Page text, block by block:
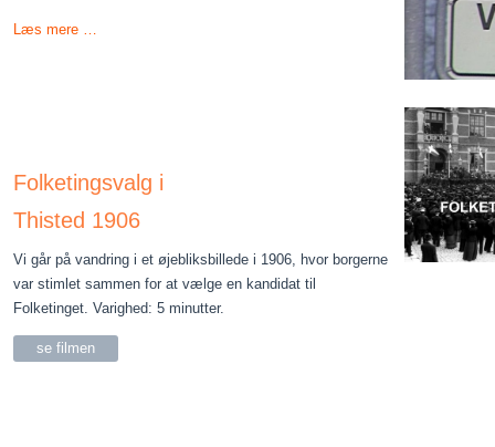
Læs mere …
Folketingsvalg i
Thisted 1906
Vi går på vandring i et øjebliksbillede i 1906, hvor borgerne
var stimlet sammen for at vælge en kandidat til
Folketinget.Varighed: 5 minutter.
se filmen